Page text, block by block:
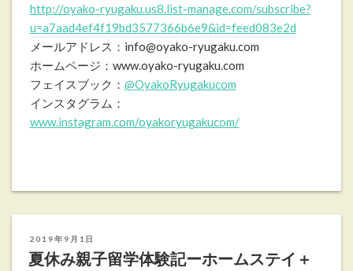
http://oyako-ryugaku.us8.list-manage.com/subscribe?
u=a7aad4ef4f19bd3577366b6e9&id=feed083e2d
メールアドレス：info@oyako-ryugaku.com
ホームページ：www.oyako-ryugaku.com
フェイスブック： @OyakoRyugakucom
インスタグラム：
www.instagram.com/oyakoryugakucom/
投
稿
日:
2019年9月1日
夏休み親子留学体験記ーホームステイ＋